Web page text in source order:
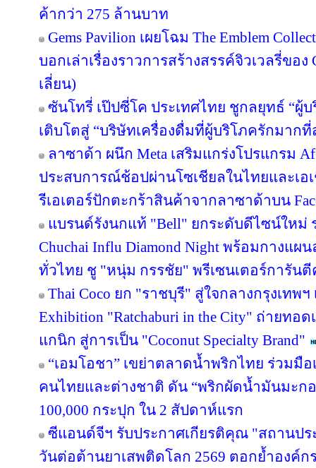
ค้ากว่า 275 ล้านบาท
Gems Pavilion เผยโฉม The Emblem
บอกเล่าเรื่องราวการสร้างสรรค์จิวเวลรี่ของ
เลี่ยน)
ซันโทรี่ เป๊ปซี่โค ประเทศไทย ชูกลยุทธ์ “ผู้
เติบโตสู่ “บริษัทเครื่องดื่มที่ผู้บริโภครักมากที่
ลาซาด้า ผนึก Meta เสริมแกร่งโปรแกรม
ประสบการณ์ช้อปผ่านโซเชียลในไทยและเอ
รีเอเตอร์ปักตะกร้าสินค้าจากลาซาด้าบน
แบรนด์รังนกแท้ "Bell" ยกระดับดีไซน์ใหม่
Chuchai Influ Diamond Night พร้อมกางแ
ทั่วไทย ชู "หนุ่ม กรรชัย" พรีเซนเตอร์การัน
Thai Coco ยก "ราชบุรี" สู่ใจกลางกรุงเทพฯ
Exhibition "Ratchaburi in the City" ถ่ายทอ
แกนิก สู่การเป็น "Coconut Specialty Brand"
“เอมโอชา” เขย่าตลาดน้ำพริกไทย ร่วมมื
คนไทยและต่างชาติ ดัน “พริกผัดน้ำมันมะก
100,000 กระปุก ใน 2 สัปดาห์แรก
ซีแอนด์จีฯ รับประกาศเกียรติคุณ "สถานป
วันต่อต้านยาเสพติดโลก 2569 ตอกย้ำองค์